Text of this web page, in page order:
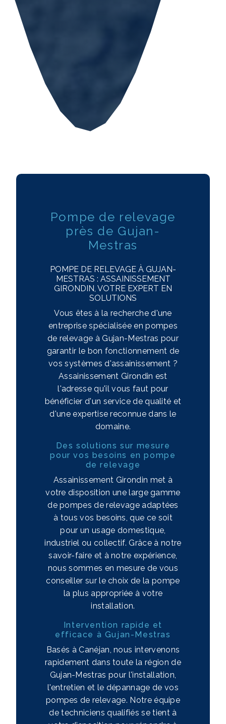
Pompe de relevage
près de Gujan-
Mestras
POMPE DE RELEVAGE À GUJAN-
MESTRAS : ASSAINISSEMENT
GIRONDIN, VOTRE EXPERT EN
SOLUTIONS
Vous êtes à la recherche d'une
entreprise spécialisée en pompes
de relevage à Gujan-Mestras pour
garantir le bon fonctionnement de
vos systèmes d'assainissement ?
Assainissement Girondin est
l'adresse qu'il vous faut pour
bénéficier d'un service de qualité et
d'une expertise reconnue dans le
domaine.
Des solutions sur mesure
pour vos besoins en pompe
de relevage
Assainissement Girondin met à
votre disposition une large gamme
de pompes de relevage adaptées
à tous vos besoins, que ce soit
pour un usage domestique,
industriel ou collectif. Grâce à notre
savoir-faire et à notre expérience,
nous sommes en mesure de vous
conseiller sur le choix de la pompe
la plus appropriée à votre
installation.
Intervention rapide et
efficace à Gujan-Mestras
Basés à Canéjan, nous intervenons
rapidement dans toute la région de
Gujan-Mestras pour l'installation,
l'entretien et le dépannage de vos
pompes de relevage. Notre équipe
de techniciens qualifiés se tient à